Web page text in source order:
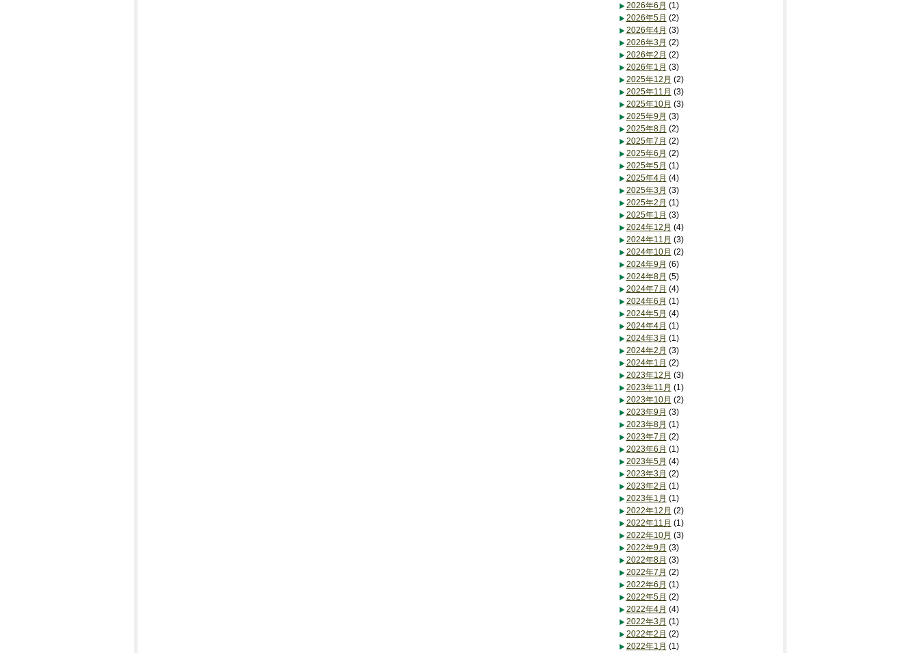
2026年6月 (1)
2026年5月 (2)
2026年4月 (3)
2026年3月 (2)
2026年2月 (2)
2026年1月 (3)
2025年12月 (2)
2025年11月 (3)
2025年10月 (3)
2025年9月 (3)
2025年8月 (2)
2025年7月 (2)
2025年6月 (2)
2025年5月 (1)
2025年4月 (4)
2025年3月 (3)
2025年2月 (1)
2025年1月 (3)
2024年12月 (4)
2024年11月 (3)
2024年10月 (2)
2024年9月 (6)
2024年8月 (5)
2024年7月 (4)
2024年6月 (1)
2024年5月 (4)
2024年4月 (1)
2024年3月 (1)
2024年2月 (3)
2024年1月 (2)
2023年12月 (3)
2023年11月 (1)
2023年10月 (2)
2023年9月 (3)
2023年8月 (1)
2023年7月 (2)
2023年6月 (1)
2023年5月 (4)
2023年3月 (2)
2023年2月 (1)
2023年1月 (1)
2022年12月 (2)
2022年11月 (1)
2022年10月 (3)
2022年9月 (3)
2022年8月 (3)
2022年7月 (2)
2022年6月 (1)
2022年5月 (2)
2022年4月 (4)
2022年3月 (1)
2022年2月 (2)
2022年1月 (1)